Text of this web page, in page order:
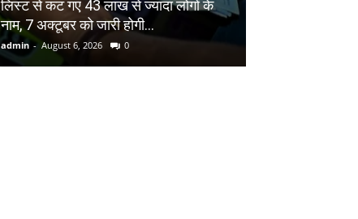
ल‍िस्‍ट से कट गए 43 लाख से ज्‍यादा लोगों के
नाम, 7 अक्‍टूबर को जारी होगी...
admin - August 6, 2026 0